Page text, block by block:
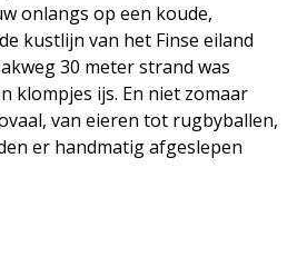
onlangs op een koude,
kustlijn van het Finse eiland
30 meter strand was
klompjes ijs. En niet zomaar
van eieren tot rugbyballen,
er handmatig afgeslepen